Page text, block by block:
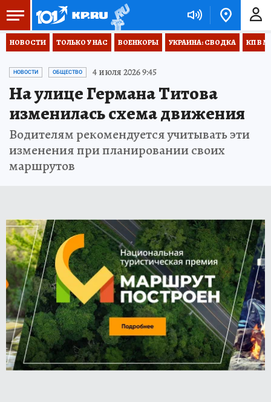
НОВОСТИ ТОЛЬКО У НАС ВОЕНКОРЫ УКРАИНА: СВОДКА КП В
НОВОСТИ ОБЩЕСТВО 4 июля 2026 9:45
На улице Германа Титова
изменилась схема движения
Водителям рекомендуется учитывать эти
изменения при планировании своих
маршрутов